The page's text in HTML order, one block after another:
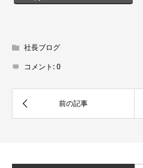
社長ブログ
コメント:0